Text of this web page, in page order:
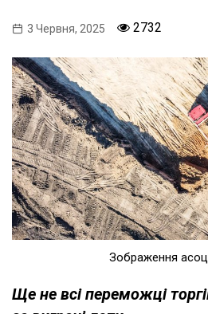
3 Червня, 2025 2732
Зображення
Ще не всі переможці